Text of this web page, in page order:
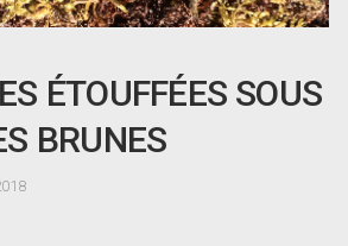
ÉTOUFFÉES SOUS
BRUNES